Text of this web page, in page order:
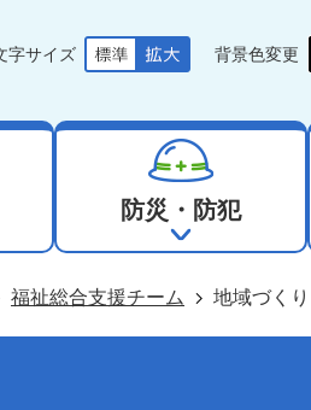
字サイズ 背景色変更
防災・防犯
福祉総合支援チーム 地域づくり